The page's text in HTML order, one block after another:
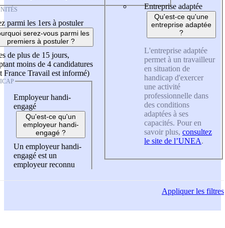
parmi les 1ers à postuler
serez-vous parmi les
premiers à postuler ?
de plus de 15 jours,
moins de 4 candidatures
France Travail est informé)
Employeur handi-
engagé
Qu'est-ce qu'un
employeur handi-
engagé ?
Un employeur handi-
engagé est un
employeur reconnu
Entreprise adaptée
Qu'est-ce qu'une
entreprise adaptée
?
L'entreprise adaptée
permet à un travailleur
en situation de
handicap d'exercer
une activité
professionnelle dans
des conditions
adaptées à ses
capacités. Pour en
savoir plus, consultez
le site de l’UNEA.
Appliquerles filtres